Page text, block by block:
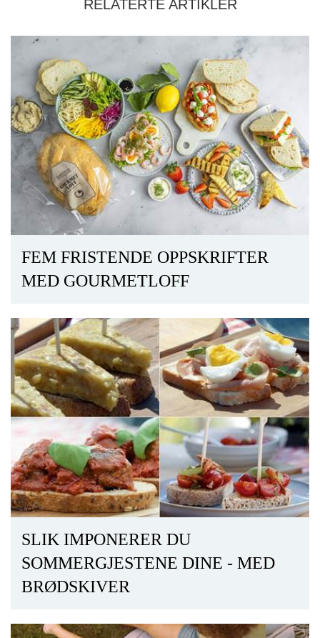
RELATERTE ARTIKLER
FEM FRISTENDE OPPSKRIFTER
MED GOURMETLOFF
SLIK IMPONERER DU
SOMMERGJESTENE DINE - MED
BRØDSKIVER